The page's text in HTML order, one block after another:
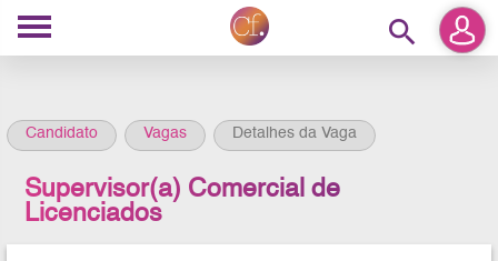
search
Candidato Vagas Detalhes da Vaga
Supervisor(a) Comercial de
Licenciados